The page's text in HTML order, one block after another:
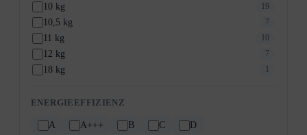
10 kg 19
10,5 kg 7
11 kg 10
12 kg 7
18 kg
ENERGIEEFFIZIENZ
A A+++ B C D